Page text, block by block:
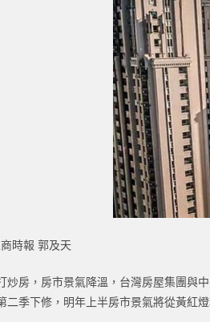
時報 郭及天
炒房，房市景氣降溫，台灣房屋集團與
二季下修，明年上半房市景氣將從黃紅